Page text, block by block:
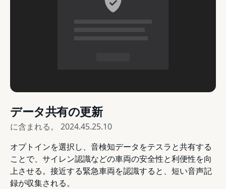
データ共有の更新
に含まれる。 2024.45.25.10
オプトインを選択し、音検知データをテスラと共有する
ことで、サイレン認識などの車両の安全性と利便性を向
上させる。接近する緊急車両を認識すると、短い音声記
録が収集される。